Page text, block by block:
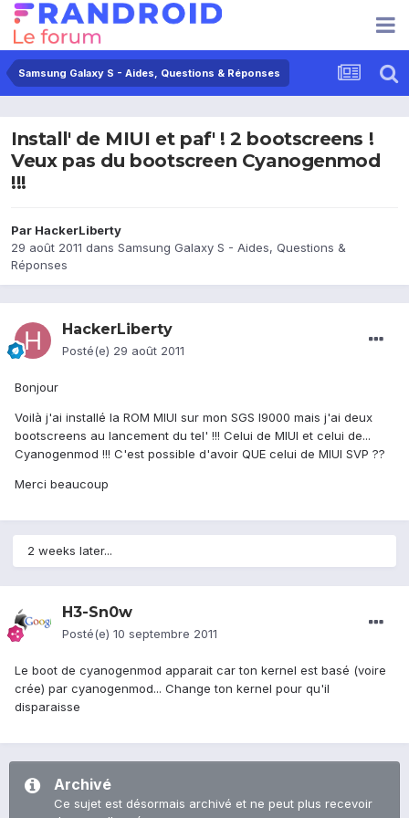
Samsung Galaxy S - Aides, Questions & Réponses
Install' de MIUI et paf' ! 2 bootscreens !
Veux pas du bootscreen Cyanogenmod
!!!
Par HackerLiberty
29 août 2011 dans Samsung Galaxy S - Aides, Questions &
Réponses
HackerLiberty
Posté(e) 29 août 2011
Bonjour
Voilà j'ai installé la ROM MIUI sur mon SGS I9000 mais j'ai deux
bootscreens au lancement du tel' !!! Celui de MIUI et celui de...
Cyanogenmod !!! C'est possible d'avoir QUE celui de MIUI SVP ??
Merci beaucoup
2 weeks later...
H3-Sn0w
Posté(e) 10 septembre 2011
Le boot de cyanogenmod apparait car ton kernel est basé (voire
crée) par cyanogenmod... Change ton kernel pour qu'il
disparaisse
Archivé
Ce sujet est désormais archivé et ne peut plus recevoir